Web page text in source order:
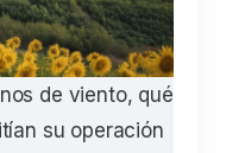
de viento, qué
su operación